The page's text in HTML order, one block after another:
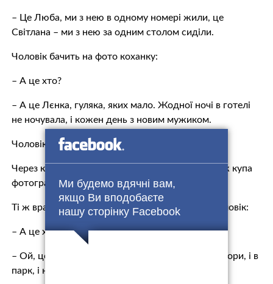
Ми будемо вдячні вам,
якщо Ви вподобаєте
нашу сторінку Facebook
– Це Люба, ми з нею в одному номері жили, це
Світлана – ми з нею за одним столом сиділи.
Чоловік бачить на фото кoxaнку:
– А це хто?
– А це Лєнка, гуляка, яких мало. Жодної ночі в готелі
не ночувала, і кожен день з новим мужиком.
Чоловік мовчки проковтнув.
Через кілька днів зустрічається з кoxaнкою. Та ж купа
фотографій.
Ті ж враження. Доходять до фото дружини. чоловік:
– А це хто?
– Ой, це Таня. Така жінка! Ми її і в ресторан, і в гори, і в
парк, і на шашлики запрошували. Вона ні в яку.